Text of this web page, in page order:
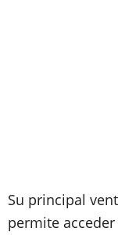
Su principal
permite